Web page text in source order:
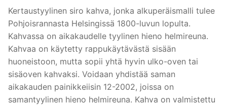
Kertaustyylinen siro kahva, jonka alkuperäismalli tulee
Pohjoisrannasta Helsingissä 1800-luvun lopulta.
Kahvassa on aikakaudelle tyylinen hieno helmireuna.
Kahvaa on käytetty rappukäytävästä sisään
huoneistoon, mutta sopii yhtä hyvin ulko-oven tai
sisäoven kahvaksi. Voidaan yhdistää saman
aikakauden painikkeiisin 12-2002, joissa on
samantyylinen hieno helmireuna. Kahva on valmistettu